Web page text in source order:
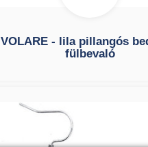
VOLARE - lila pillangós
fülbevaló